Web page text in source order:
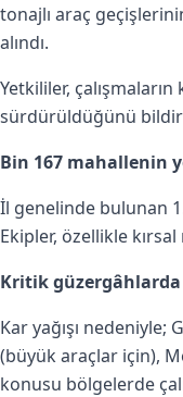
tonajlı araç
alındı.
Yetkililer,
sürdürüldüğünü
Bin 167 mahallenin
İl genelinde bulunan
Ekipler, özellikle kırsal
Kritik güzergâhlarda
Kar yağışı
(büyük araçlar için),
konusu bölgelerde